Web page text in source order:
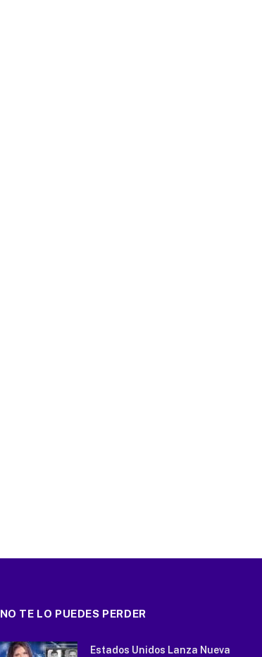
NO TE LO PUEDES PERDER
Estados Unidos Lanza Nueva